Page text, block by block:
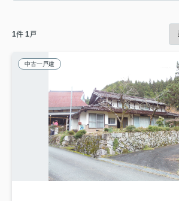
1件 1戸
中古一戸建